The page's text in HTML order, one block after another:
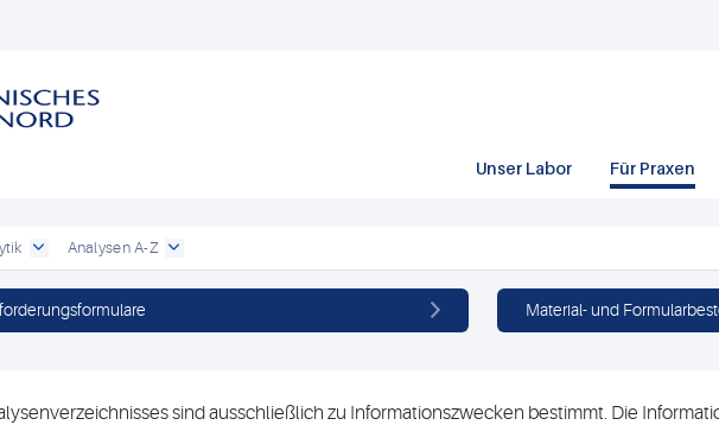
Unser Labor Für Praxen
Analysen A-Z
Material- und
sind ausschließlich zu Informationszwecken bestimmt. Die